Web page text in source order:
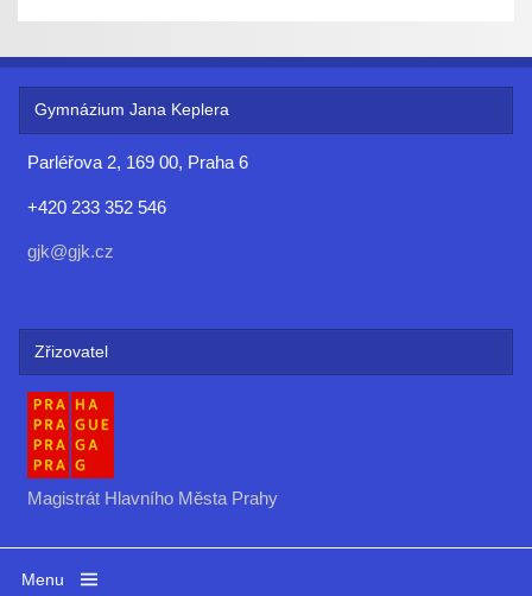
Gymnázium Jana Keplera
Parléřova 2, 169 00, Praha 6
+420 233 352 546
gjk@gjk.cz
Zřizovatel
Magistrát Hlavního Města Prahy
Menu